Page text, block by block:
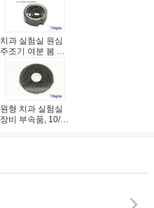
치과 실험실 원심
주조기 여분 봄 세
륨/ISO는 찬성했습
원형 치과 실험실
장비 부속품, 10/12